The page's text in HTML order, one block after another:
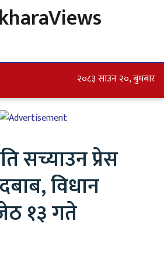
२०८३ साउन २०, बुधबार
सच्याउन प्रेस
विधान
१३ गते